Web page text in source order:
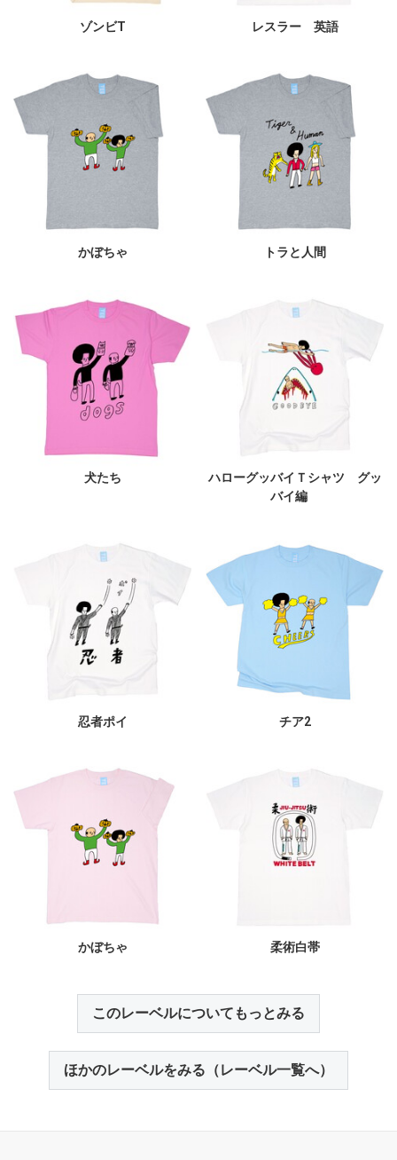
ゾンビT レスラー 英語
かぼちゃ トラと人間
犬たち
ハローグッバイＴシャツ グッ
バイ編
忍者ポイ チア2
かぼちゃ 柔術白帯
このレーベルについてもっとみる
ほかのレーベルをみる（レーベル一覧へ）